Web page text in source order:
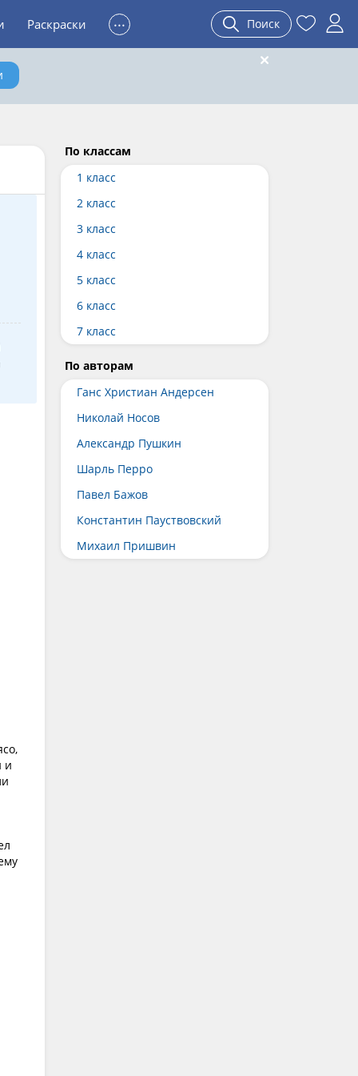
Раскраски ... Поиск
и
По классам
1 класс
2 класс
3 класс
4 класс
5 класс
6 класс
7 класс
По авторам
Ганс Христиан Андерсен
Николай Носов
Александр Пушкин
Шарль Перро
Павел Бажов
Константин Пауствовский
Михаил Пришвин